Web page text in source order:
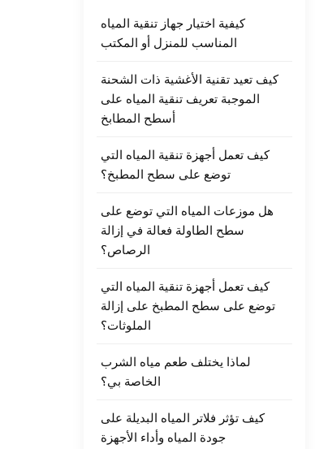
كيفية اختيار جهاز تنقية المياه
المناسب للمنزل أو المكتب
كيف تعيد تقنية الأغشية ذات الشحنة
الموجبة تعريف تنقية المياه على
أسطح المطابخ
كيف تعمل أجهزة تنقية المياه التي
توضع على سطح المطبخ؟
هل موزعات المياه التي توضع على
سطح الطاولة فعالة في إزالة
الرصاص؟
كيف تعمل أجهزة تنقية المياه التي
توضع على سطح المطبخ على إزالة
الملوثات؟
لماذا يختلف طعم مياه الشرب
الخاصة بي؟
كيف تؤثر فلاتر المياه البديلة على
جودة المياه وأداء الأجهزة